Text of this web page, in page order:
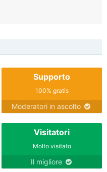
Supporto
100% gratis
Moderatori in ascolto
Visitatori
Molto visitato
Il migliore